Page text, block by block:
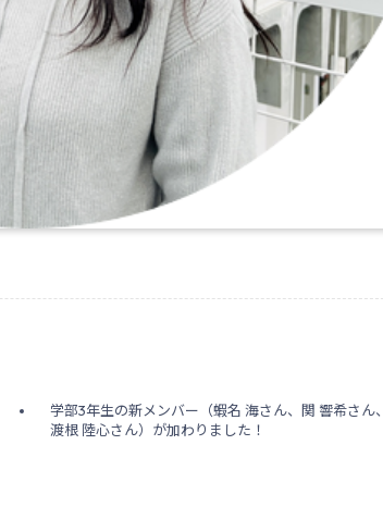
学部3年生の新メンバー（蝦名 海さん、関 響希さん、
渡根 陸心さん）が加わりました！